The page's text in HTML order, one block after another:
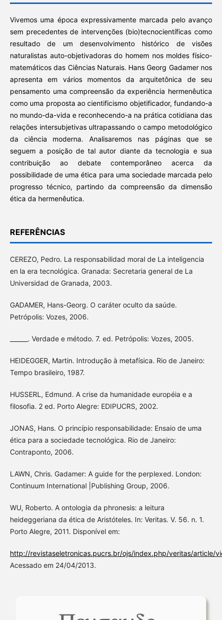
Vivemos uma época expressivamente marcada pelo avanço
sem precedentes de intervenções (bio)tecnocientíficas como
resultado de um desenvolvimento histórico de visões
naturalistas auto-objetivadoras do homem nos moldes físico-
matemáticos das Ciências Naturais. Hans Georg Gadamer nos
apresenta em vários momentos da arquitetônica de seu
pensamento uma compreensão da experiência hermenêutica
como uma proposta ao cientificismo objetificador, fundando-a
no mundo-da-vida e reconhecendo-a na prática cotidiana das
relações intersubjetivas ultrapassando o campo metodológico
da ciência moderna. Analisaremos nas páginas que se
seguem a posição de tal autor diante da tecnologia e sua
contribuição ao debate contemporâneo acerca da
possibilidade de uma ética para uma sociedade marcada pelo
progresso técnico, partindo da compreensão da dimensão
ética da hermenêutica.
REFERÊNCIAS
CEREZO, Pedro. La responsabilidad moral de La inteligencia
en la era tecnológica. Granada: Secretaria general de La
Universidad de Granada, 2003.
GADAMER, Hans-Georg. O caráter oculto da saúde.
Petrópolis: Vozes, 2006.
______. Verdade e método. 7. ed. Petrópolis: Vozes, 2005.
HEIDEGGER, Martin. Introdução à metafísica. Rio de Janeiro:
Tempo brasileiro, 1987.
HUSSERL, Edmund. A crise da humanidade européia e a
filosofia. 2 ed. Porto Alegre: EDIPUCRS, 2002.
JONAS, Hans. O princípio responsabilidade: Ensaio de uma
ética para a sociedade tecnológica. Rio de Janeiro:
Contraponto, 2006.
LAWN, Chris. Gadamer: A guide for the perplexed. London:
Continuum International |Publishing Group, 2006.
WU, Roberto. A ontologia da phronesis: a leitura
heideggeriana da ética de Aristóteles. In: Veritas. V. 56. n. 1.
Porto Alegre, 2011. Disponível em:
http://revistaseletronicas.pucrs.br/ojs/index.php/veritas/article/
Acessado em 24/04/2013.